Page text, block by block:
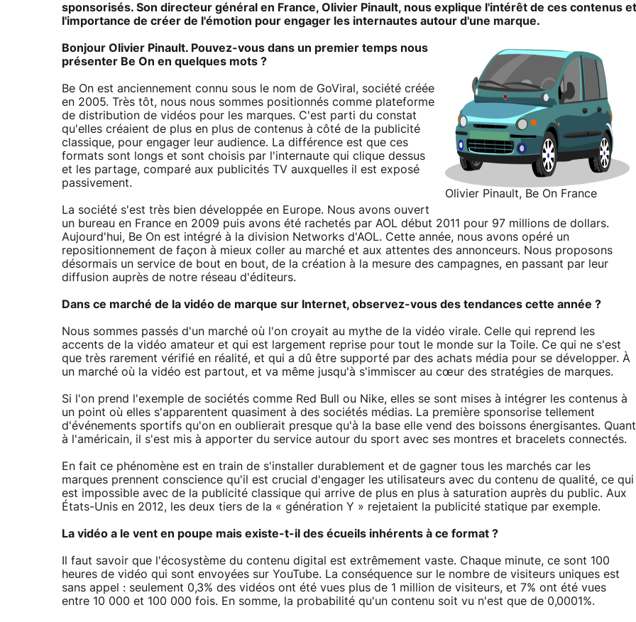
sponsorisés. Son directeur général en France, Olivier Pinault, nous explique l'intérêt de ces contenus et
l'importance de créer de l'émotion pour engager les internautes autour d'une marque.
Olivier Pinault, Be On France
Bonjour Olivier Pinault. Pouvez-vous dans un premier temps nous
présenter Be On en quelques mots ?
Be On est anciennement connu sous le nom de GoViral, société créée
en 2005. Très tôt, nous nous sommes positionnés comme plateforme
de distribution de vidéos pour les marques. C'est parti du constat
qu'elles créaient de plus en plus de contenus à côté de la publicité
classique, pour engager leur audience. La différence est que ces
formats sont longs et sont choisis par l'internaute qui clique dessus
et les partage, comparé aux publicités TV auxquelles il est exposé
passivement.
La société s'est très bien développée en Europe. Nous avons ouvert
un bureau en France en 2009 puis avons été rachetés par AOL début 2011 pour 97 millions de dollars.
Aujourd'hui, Be On est intégré à la division Networks d'AOL. Cette année, nous avons opéré un
repositionnement de façon à mieux coller au marché et aux attentes des annonceurs. Nous proposons
désormais un service de bout en bout, de la création à la mesure des campagnes, en passant par leur
diffusion auprès de notre réseau d'éditeurs.
Dans ce marché de la vidéo de marque sur Internet, observez-vous des tendances cette année ?
Nous sommes passés d'un marché où l'on croyait au mythe de la vidéo virale. Celle qui reprend les
accents de la vidéo amateur et qui est largement reprise pour tout le monde sur la Toile. Ce qui ne s'est
que très rarement vérifié en réalité, et qui a dû être supporté par des achats média pour se développer. À
un marché où la vidéo est partout, et va même jusqu'à s'immiscer au cœur des stratégies de marques.
Si l'on prend l'exemple de sociétés comme Red Bull ou Nike, elles se sont mises à intégrer les contenus à
un point où elles s'apparentent quasiment à des sociétés médias. La première sponsorise tellement
d'événements sportifs qu'on en oublierait presque qu'à la base elle vend des boissons énergisantes. Quant
à l'américain, il s'est mis à apporter du service autour du sport avec ses montres et bracelets connectés.
En fait ce phénomène est en train de s'installer durablement et de gagner tous les marchés car les
marques prennent conscience qu'il est crucial d'engager les utilisateurs avec du contenu de qualité, ce qui
est impossible avec de la publicité classique qui arrive de plus en plus à saturation auprès du public. Aux
États-Unis en 2012, les deux tiers de la « génération Y » rejetaient la publicité statique par exemple.
La vidéo a le vent en poupe mais existe-t-il des écueils inhérents à ce format ?
Il faut savoir que l'écosystème du contenu digital est extrêmement vaste. Chaque minute, ce sont 100
heures de vidéo qui sont envoyées sur YouTube. La conséquence sur le nombre de visiteurs uniques est
sans appel : seulement 0,3% des vidéos ont été vues plus de 1 million de visiteurs, et 7% ont été vues
entre 10 000 et 100 000 fois. En somme, la probabilité qu'un contenu soit vu n'est que de 0,0001%.